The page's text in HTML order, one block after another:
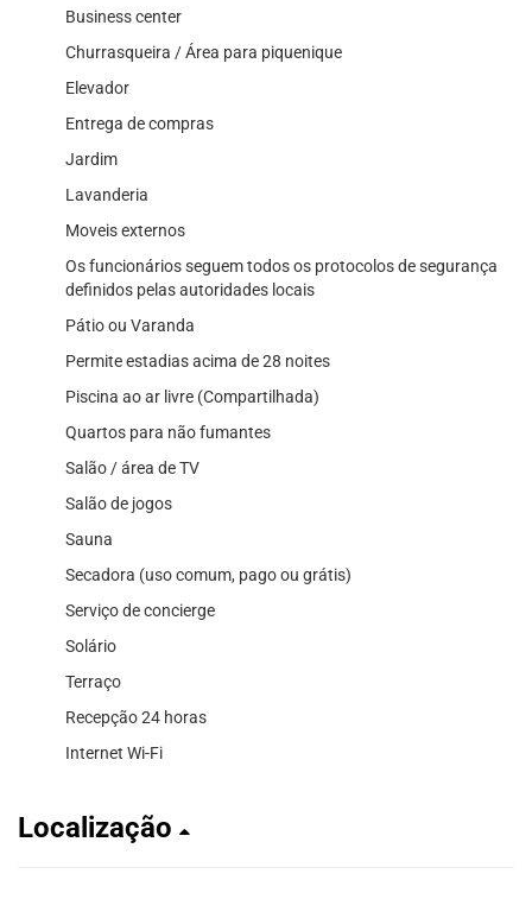
Business center
Churrasqueira / Área para piquenique
Elevador
Entrega de compras
Jardim
Lavanderia
Moveis externos
Os funcionários seguem todos os protocolos de segurança
definidos pelas autoridades locais
Pátio ou Varanda
Permite estadias acima de 28 noites
Piscina ao ar livre (Compartilhada)
Quartos para não fumantes
Salão / área de TV
Salão de jogos
Sauna
Secadora (uso comum, pago ou grátis)
Serviço de concierge
Solário
Terraço
Recepção 24 horas
Internet Wi-Fi
Localização